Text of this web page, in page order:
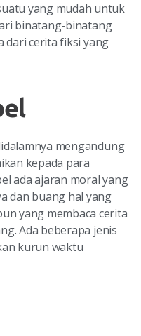
yang mudah untuk
binatang-binatang
dari cerita fiksi yang
mengandung
kepada para
ada ajaran moral yang
dan buang hal yang
yang membaca cerita
Ada beberapa jenis
kurun waktu